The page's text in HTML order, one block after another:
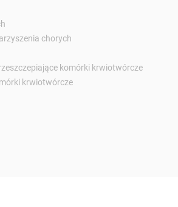
chorych
komórki krwiotwórcze
krwiotwórcze